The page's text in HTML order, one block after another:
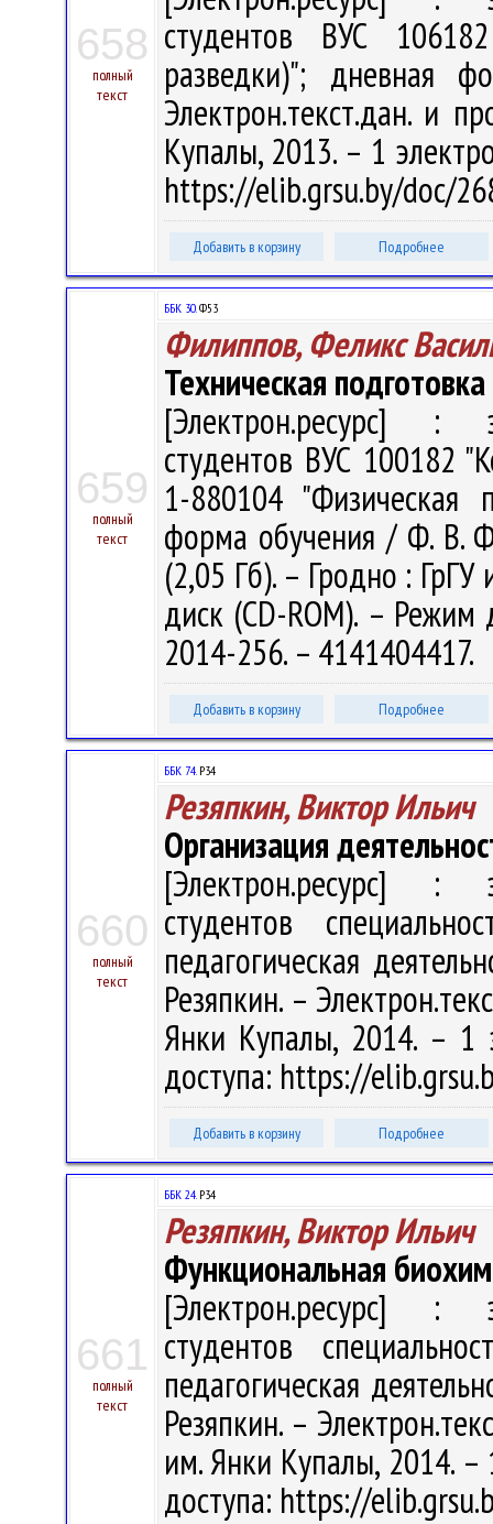
658
полный
текст
студентов ВУС
разведки)"; дневная
Электрон.текст.дан. и
Купалы, 2013. – 1
https://elib.grsu.by/doc/
Добавить в корзину Подробнее
659
полный
текст
ББК 30.Ф53
Филиппов, Феликс
Техническая подготовка
[Электрон.ресурс] :
студентов ВУС 100182
1-880104 "Физическая
форма обучения / Ф. В.
(2,05 Гб). – Гродно :
диск (CD-ROM). –
2014-256. – 4141404417.
Добавить в корзину Подробнее
660
полный
текст
ББК 74.Р34
Резяпкин, Виктор Ильич
Организация
[Электрон.ресурс] :
студентов
педагогическая
Резяпкин. –
Янки Купалы, 2014. – 1
доступа: https://
Добавить в корзину Подробнее
661
полный
текст
ББК 24.Р34
Резяпкин, Виктор Ильич
Функциональная
[Электрон.ресурс] :
студентов
педагогическая
Резяпкин. –
им. Янки Купалы, 2014. –
доступа: https://